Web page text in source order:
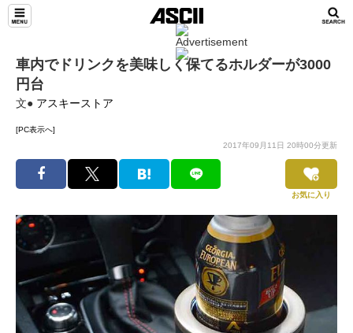
車内でドリンクを美味しく保てるホルダーが3000
円台
文● アスキーストア
[PC表示へ]
2017年09月11日 20時00分更新
お気に入り